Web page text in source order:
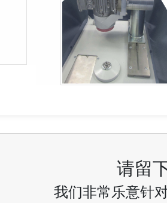
请留
我们非常乐意针